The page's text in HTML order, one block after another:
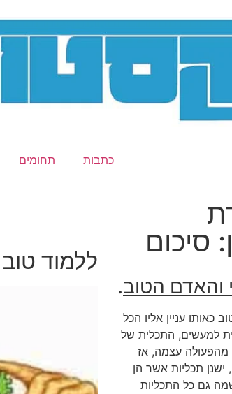
כתבות תחומים
סיכום
והאדם הטוב.
כאותו עניין אליו הכל
למעשים, התכלית של
עצמה, אז
תכליות אשר הן
גם כל התכליות
ללמוד טוב